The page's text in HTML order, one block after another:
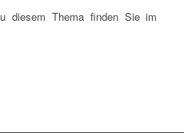
diesem Thema finden Sie im